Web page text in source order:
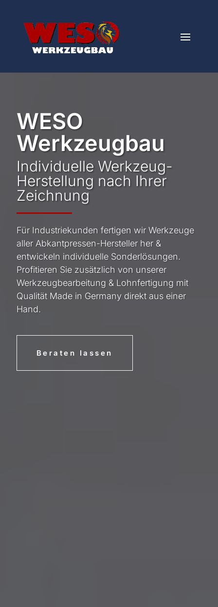
WESO
Werkzeugbau
Individuelle Werkzeug-
Herstellung nach Ihrer
Zeichnung
Für Industriekunden fertigen wir Werkzeuge
aller Abkantpressen-Hersteller her &
entwickeln individuelle Sonderlösungen.
Profitieren Sie zusätzlich von unserer
Werkzeugbearbeitung & Lohnfertigung mit
Qualität Made in Germany direkt aus einer
Hand.
Beraten lassen